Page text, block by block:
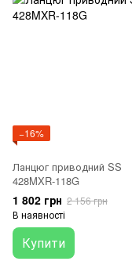
−16%
Ланцюг приводний SS
428MXR-118G
1 802 грн 2 156 грн
В наявності
Купити